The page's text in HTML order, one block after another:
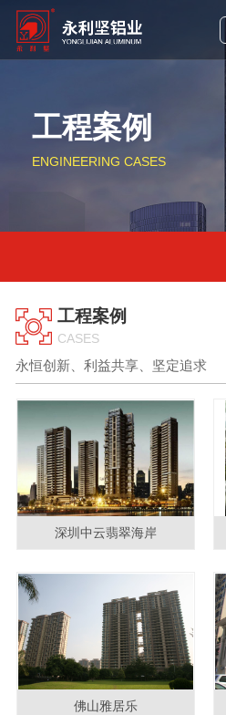
工程案例
ENGINEERING CASES
工程案例
CASES
永恒创新、利益共享、坚定追求
深圳中云翡翠海岸
佛山雅居乐